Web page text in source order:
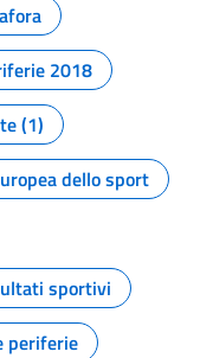
2018
(1)
dello sport
sportivi
periferie